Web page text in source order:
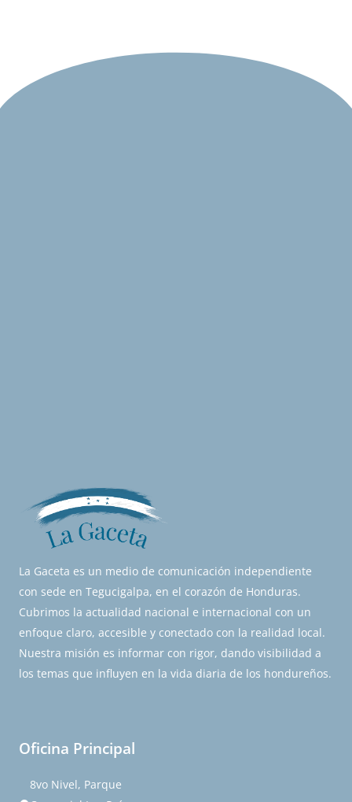
La Gaceta es un medio de comunicación independiente
con sede en Tegucigalpa, en el corazón de Honduras.
Cubrimos la actualidad nacional e internacional con un
enfoque claro, accesible y conectado con la realidad local.
Nuestra misión es informar con rigor, dando visibilidad a
los temas que influyen en la vida diaria de los hondureños.
Oficina Principal
8vo Nivel, Parque